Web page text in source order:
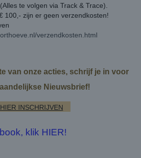
te volgen via Track & Trace).
100,- zijn er geen verzendkosten!
verzendkosten.html
van onze acties, schrijf je in voor
Nieuwsbrief!
HIER INSCHRIJVEN
klik HIER!